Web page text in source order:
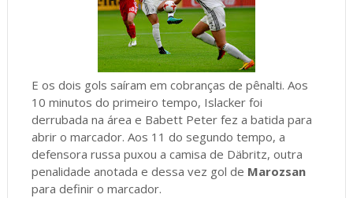
E os dois gols saíram em cobranças de pênalti. Aos
10 minutos do primeiro tempo, Islacker foi
derrubada na área e Babett Peter fez a batida para
abrir o marcador. Aos 11 do segundo tempo, a
defensora russa puxou a camisa de Däbritz, outra
penalidade anotada e dessa vez gol de Marozsan
para definir o marcador.